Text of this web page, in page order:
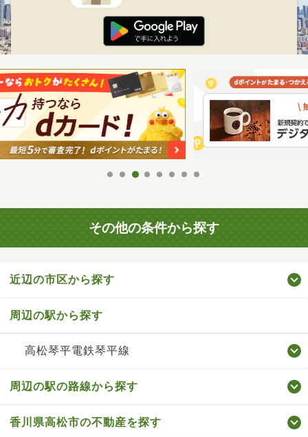
その他の条件から探す
近辺の市区から探す
周辺の駅から探す
高松琴平電鉄琴平線
周辺の駅の路線から探す
香川県高松市の不動産を探す